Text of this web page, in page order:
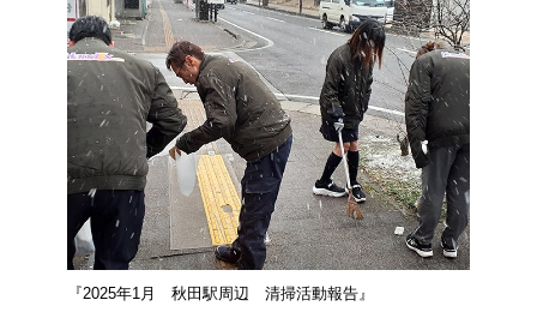
『2025年1月 秋田駅周辺 清掃活動報告』